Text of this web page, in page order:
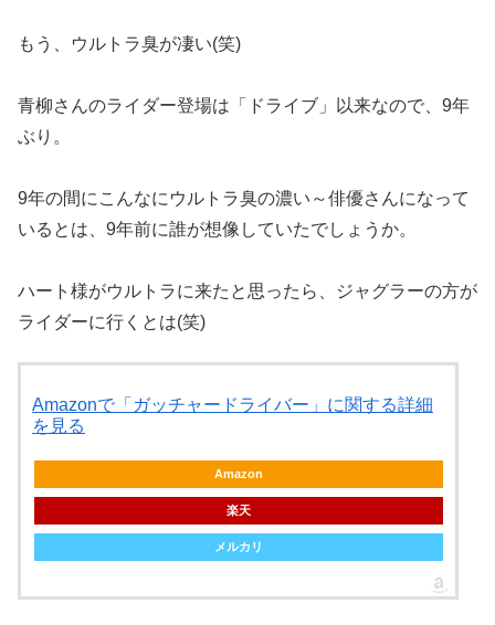
もう、ウルトラ臭が凄い(笑)
青柳さんのライダー登場は「ドライブ」以来なので、9年
ぶり。
9年の間にこんなにウルトラ臭の濃い～俳優さんになって
いるとは、9年前に誰が想像していたでしょうか。
ハート様がウルトラに来たと思ったら、ジャグラーの方が
ライダーに行くとは(笑)
Amazonで「ガッチャードライバー」に関する詳細
を見る
Amazon
楽天
メルカリ